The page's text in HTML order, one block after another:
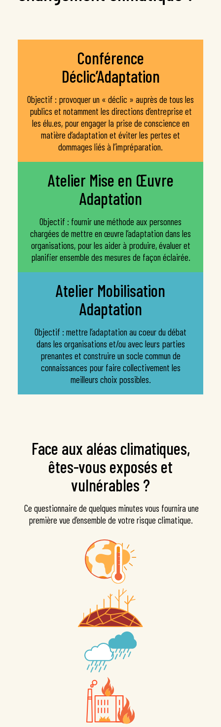
Nous contacter
Organiser un atelier Mise en Œuvre
Organiser un atelier Mobilisation
Participer à un atelier inter‑entreprises
Participer à un atelier grand public
Devenir animateur.trice
À propos
Conférence
Déclic’Adaptation
Objectif : provoquer un « déclic » auprès de tous les
publics et notamment les directions d’entreprise et
les élu.es, pour engager la prise de conscience en
matière d’adaptation et éviter les pertes et
dommages liés à l’impréparation.
Atelier Mise en Œuvre
Adaptation
Objectif : fournir une méthode aux personnes
chargées de mettre en œuvre l’adaptation dans les
organisations, pour les aider à produire, évaluer et
planifier ensemble des mesures de façon éclairée.
Atelier Mobilisation
Adaptation
Objectif : mettre l’adaptation au coeur du débat
dans les organisations et/ou avec leurs parties
prenantes et construire un socle commun de
connaissances pour faire collectivement les
meilleurs choix possibles.
Face aux aléas climatiques,
êtes-vous exposés et
vulnérables ?
Ce questionnaire de quelques minutes vous fournira une
première vue d’ensemble de votre risque climatique.